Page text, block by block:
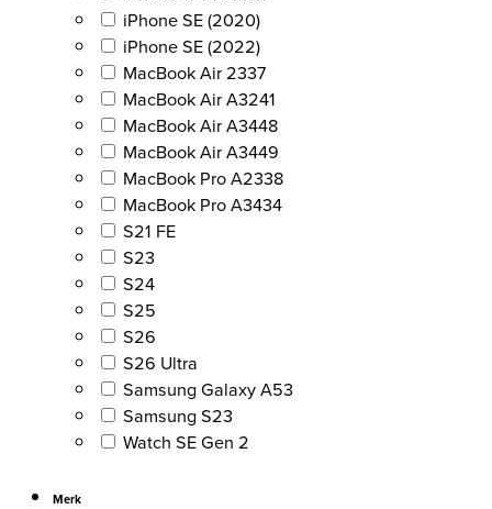
iPhone SE (2020)
iPhone SE (2022)
MacBook Air 2337
MacBook Air A3241
MacBook Air A3448
MacBook Air A3449
MacBook Pro A2338
MacBook Pro A3434
S21 FE
S23
S24
S25
S26
S26 Ultra
Samsung Galaxy A53
Samsung S23
Watch SE Gen 2
Merk